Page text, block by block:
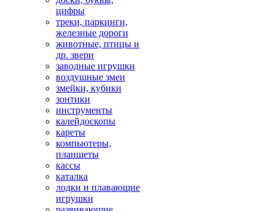
цифры
треки, паркинги,
железные дороги
животные, птицы и
др. звери
заводные игрушки
воздушные змеи
змейки, кубики
зонтики
инструменты
калейдоскопы
кареты
компьютеры,
планшеты
кассы
каталка
лодки и плавающие
игрушки